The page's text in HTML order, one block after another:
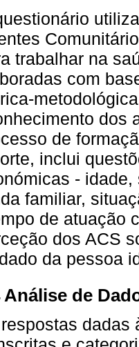
trabalhar na
com
dos
de
inclui
-
familiar,
de atuação
dos ACS
da pessoa
Análise de
dadas